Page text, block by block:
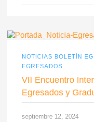
NOTICIAS BOLETÍN
EGRESADOS
VII Encuentro
Egresados y
septiembre 12, 2024